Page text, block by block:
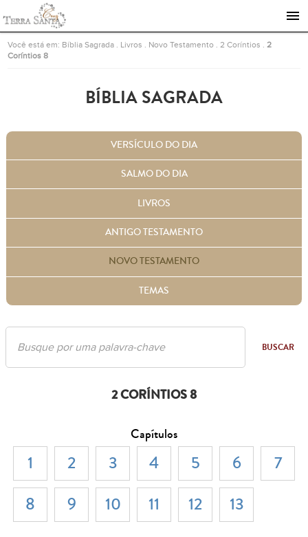
Ir para a página inicial
Você está em: Bíblia Sagrada Livros Novo Testamento 2 Coríntios
2
Coríntios 8
BÍBLIA SAGRADA
VERSÍCULO DO DIA
SALMO DO DIA
LIVROS
ANTIGO TESTAMENTO
NOVO TESTAMENTO
TEMAS
BUSCAR
2 CORÍNTIOS 8
Capítulos
1 2 3 4 5 6
7
8
9 10 11 12 13